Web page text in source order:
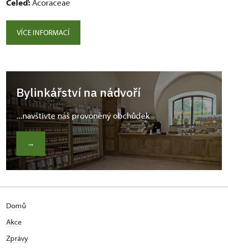
Čeleď: Acoraceae
VÍCE INFORMACÍ
Bylinkářství na nádvoří
...navštivte náš provoněný obchůdek
→
Domů
Akce
Zprávy